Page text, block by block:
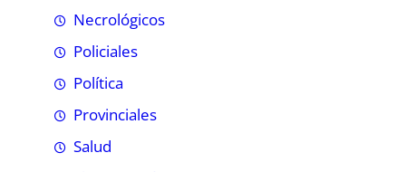
Necrológicos
Policiales
Política
Provinciales
Salud